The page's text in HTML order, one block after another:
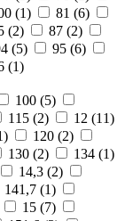
(1) 81 (6)
(2) 87 (2)
(5) 95 (6)
(1)
100 (5)
115 (2) 12 (11)
) 120 (2)
130 (2) 134 (1)
14,3 (2)
141,7 (1)
15 (7)